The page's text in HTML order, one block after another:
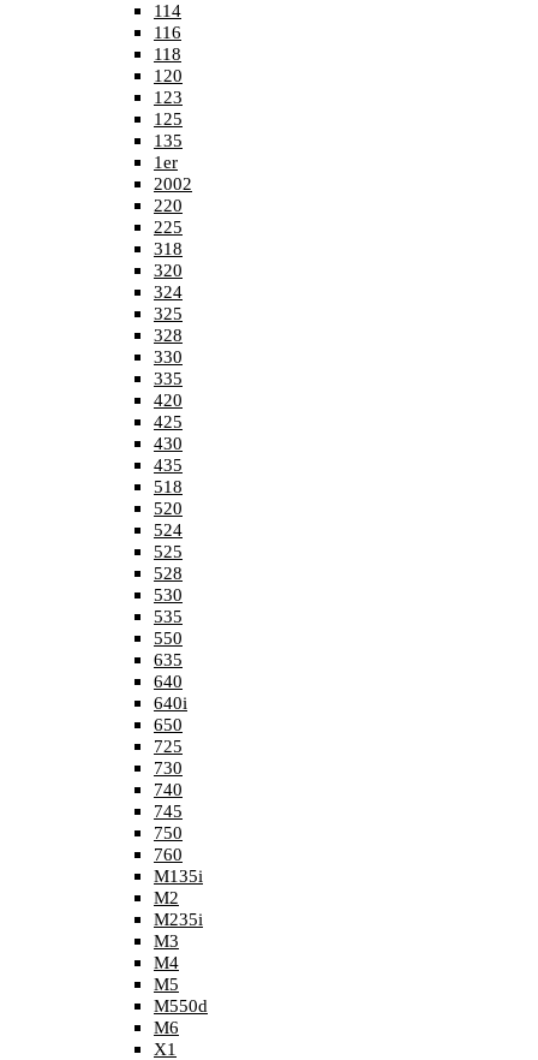
114
116
118
120
123
125
135
1er
2002
220
225
318
320
324
325
328
330
335
420
425
430
435
518
520
524
525
528
530
535
550
635
640
640i
650
725
730
740
745
750
760
M135i
M2
M235i
M3
M4
M5
M550d
M6
X1